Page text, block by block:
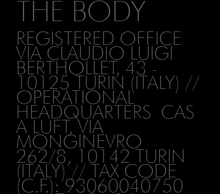
THE BODY
REGISTERED OFFICE
VIA CLAUDIO LUIGI
BERTHOLLET, 43 -
10125 TURIN (ITALY) //
OPERATIONAL
HEADQUARTERS CAS
A LUFT, VIA
MONGINEVRO
262/8, 10142 TURIN
(ITALY) // TAX CODE
(C.F.): 93060040750